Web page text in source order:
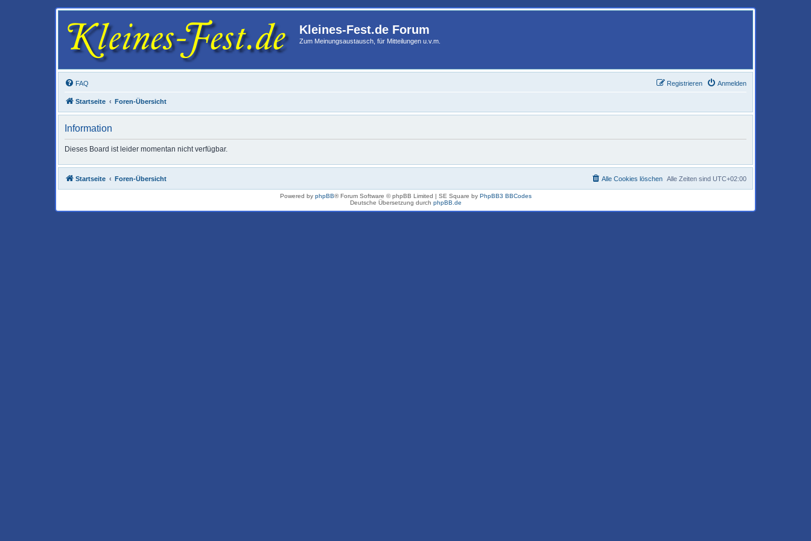
Kleines-Fest.de Forum
Zum Meinungsaustausch, für Mitteilungen u.v.m.
FAQ Anmelden
Registrieren
Startseite Foren-Übersicht
Information
Dieses Board ist leider momentan nicht verfügbar.
Startseite Foren-Übersicht Alle Zeiten sind UTC+02:00
Alle Cookies löschen
Powered by phpBB® Forum Software © phpBB Limited | SE Square by PhpBB3 BBCodes
Deutsche Übersetzung durch phpBB.de